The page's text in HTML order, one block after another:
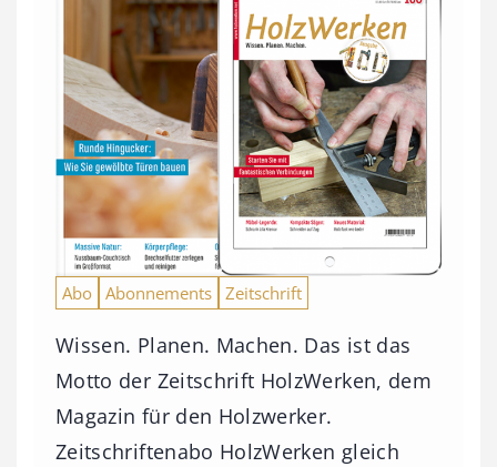
Abo Abonnements Zeitschrift
Wissen. Planen. Machen. Das ist das
Motto der Zeitschrift HolzWerken, dem
Magazin für den Holzwerker.
Zeitschriftenabo HolzWerken gleich